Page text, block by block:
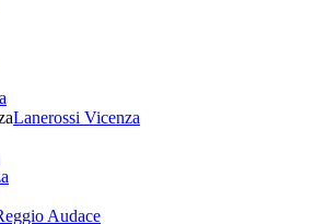
Lanerossi Vicenza
Audace